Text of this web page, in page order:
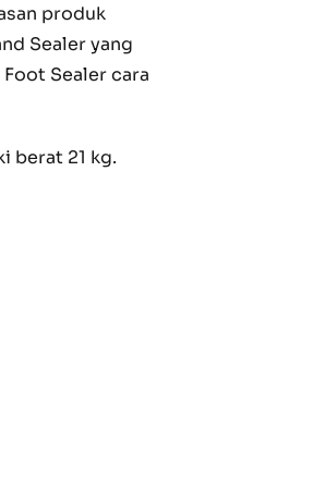
produk
Sealer yang
Sealer cara
berat 21 kg.